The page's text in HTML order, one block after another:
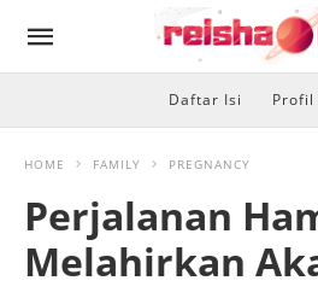
Daftar Isi Profil
HOME FAMILY PREGNANCY
Perjalanan
Melahirkan